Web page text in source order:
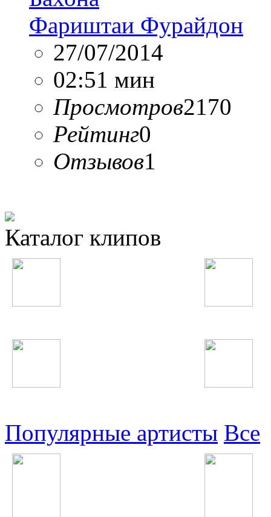
Фариштаи Фурайдон
27/07/2014
02:51 мин
Просмотров2170
Рейтинг0
Отзывов1
Каталог клипов
Популярные артисты Все